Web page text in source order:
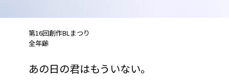
第16回創作BLまつり
全年齢
あの日の君はもういない。